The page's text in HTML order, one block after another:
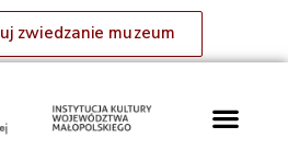
zwiedzanie muzeum